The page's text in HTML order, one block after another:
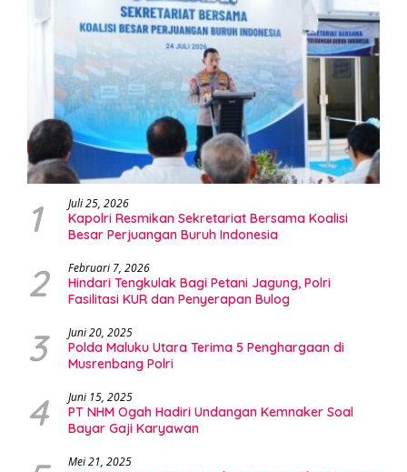
1 Juli 25, 2026
Kapolri Resmikan Sekretariat Bersama Koalisi
Besar Perjuangan Buruh Indonesia
2 Februari 7, 2026
Hindari Tengkulak Bagi Petani Jagung, Polri
Fasilitasi KUR dan Penyerapan Bulog
3 Juni 20, 2025
Polda Maluku Utara Terima 5 Penghargaan di
Musrenbang Polri
4 Juni 15, 2025
PT NHM Ogah Hadiri Undangan Kemnaker Soal
Bayar Gaji Karyawan
Mei 21, 2025